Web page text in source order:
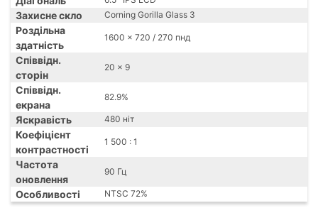
Захисне скло Corning Gorilla Glass 3
Роздільна
здатність
1600 x 720 / 270 пнд
Співвідн.
сторін
20 x 9
Співвідн.
екрана
82.9%
Яскравість 480 ніт
Коефіцієнт
контрастності
1 500 : 1
Частота
оновлення
90 Гц
Особливості NTSC 72%